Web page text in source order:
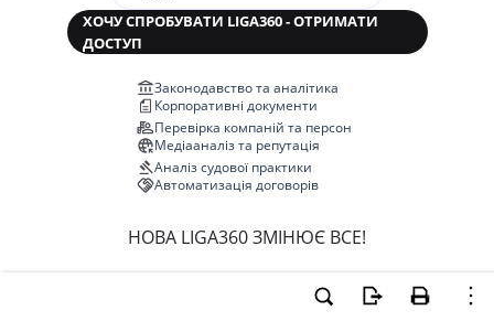
ХОЧУ СПРОБУВАТИ LIGA360 - ОТРИМАТИ
ДОСТУП
Законодавство та аналітика
Корпоративні документи
Перевірка компаній та персон
Медіааналіз та репутація
Аналіз судової практики
Автоматизація договорів
НОВА LIGA360 ЗМІНЮЄ ВСЕ!